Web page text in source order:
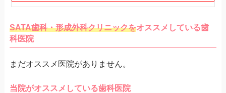
SATA歯科・形成外科クリニックをオススメしている歯
科医院
まだオススメ医院がありません。
当院がオススメしている歯科医院